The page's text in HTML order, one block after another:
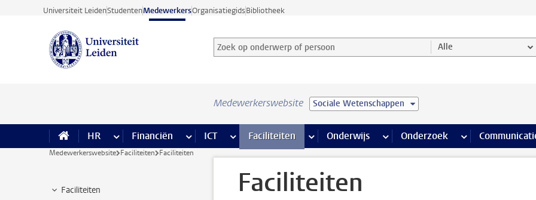
Ga direct naar de inhoud
Universiteit LeidenStudentenMedewerkersOrganisatiegidsBibliotheek
Zoek op onderwerp of persoon en selecteer categorie
Zoekterm Alle
Medewerkerswebsite Sociale Wetenschappen
HR meer HR pagina’s
Financiën meer Financiën pagina’s
ICT meer ICT pagina’s
Faciliteiten meer Faciliteiten pagina’s
Onderwijs meer Onderwijs pagina’s
Onderzoek meer Onderzoek
Medewerkerswebsite Faciliteiten Faciliteiten
Faciliteiten
Faciliteiten